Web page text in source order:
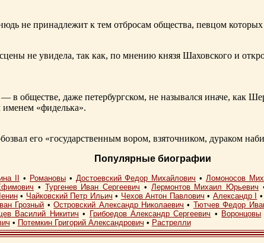
не принадлежит к тем отбросам общества, певцом которых
не увидела, так как, по мнению князя Шаховского и
обществе, даже петербургском, не назывался иначе, как
именем «фиделька».
его «государственным вором, взяточником, дураком
Популярные биографии
II • Романовы• Достоевский Федор Михайлович • Ломоносов
• Тургенев Иван Сергеевич • Лермонтов Михаил Юрьевич
• Чайковский Петр Ильич • Чехов Антон Павлович • Александр I •
Грозный •Островский Александр Николаевич • Тютчев Федор
Василий Никитич • Грибоедов Александр Сергеевич • Воронцовы
• Потемкин Григорий Александрович • Растрелли